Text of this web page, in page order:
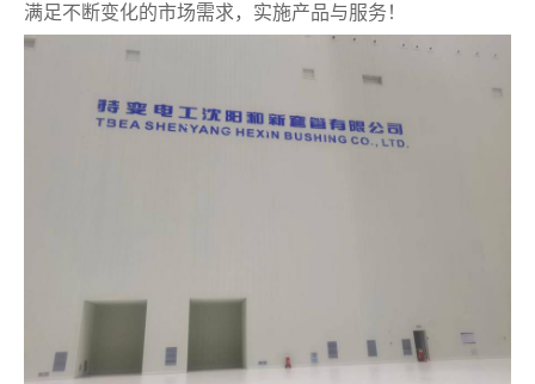
满足不断变化的市场需求，实施产品与服务！